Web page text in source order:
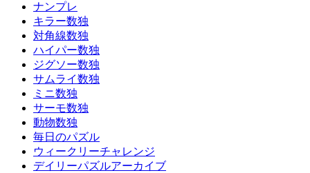
ナンプレ
キラー数独
対角線数独
ハイパー数独
ジグソー数独
サムライ数独
ミニ数独
サーモ数独
動物数独
毎日のパズル
ウィークリーチャレンジ
デイリーパズルアーカイブ